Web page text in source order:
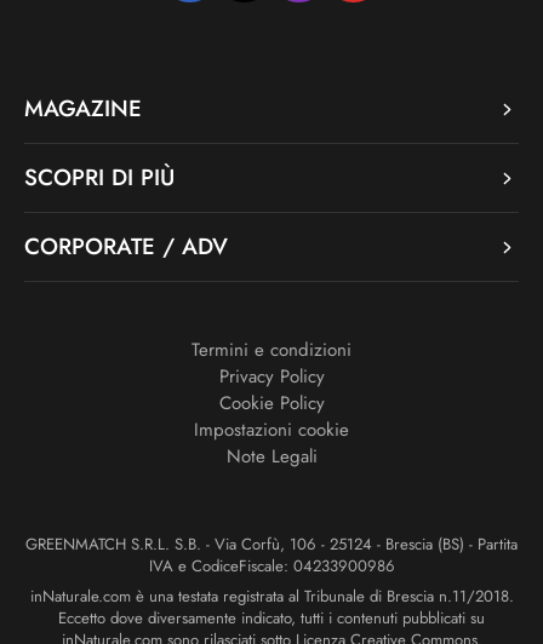
MAGAZINE
SCOPRI DI PIÙ
CORPORATE / ADV
Termini e condizioni
Privacy Policy
Cookie Policy
Impostazioni cookie
Note Legali
GREENMATCH S.R.L. S.B. - Via Corfù, 106 - 25124 - Brescia (BS) - Partita
IVA e CodiceFiscale: 04233900986
inNaturale.com è una testata registrata al Tribunale di Brescia n.11/2018.
Eccetto dove diversamente indicato, tutti i contenuti pubblicati su